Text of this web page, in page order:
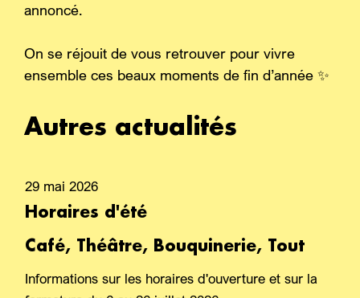
annoncé.
On se réjouit de vous retrouver pour vivre
ensemble ces beaux moments de fin d’année ✨
Autres actualités
29 mai 2026
Horaires d'été
Café, Théâtre, Bouquinerie, Tout
Informations sur les horaires d'ouverture et sur la